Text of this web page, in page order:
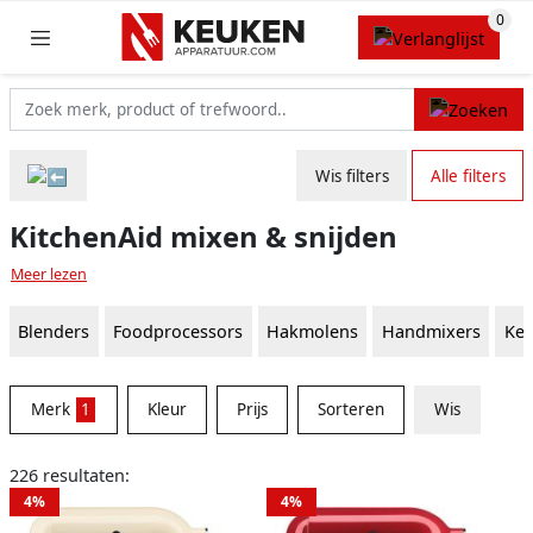
Wis filters Alle filters
KitchenAid mixen & snijden
Meer lezen
Blenders Foodprocessors Hakmolens Handmixers
Merk 1 Kleur Prijs Sorteren Wis
226 resultaten:
4% 4%